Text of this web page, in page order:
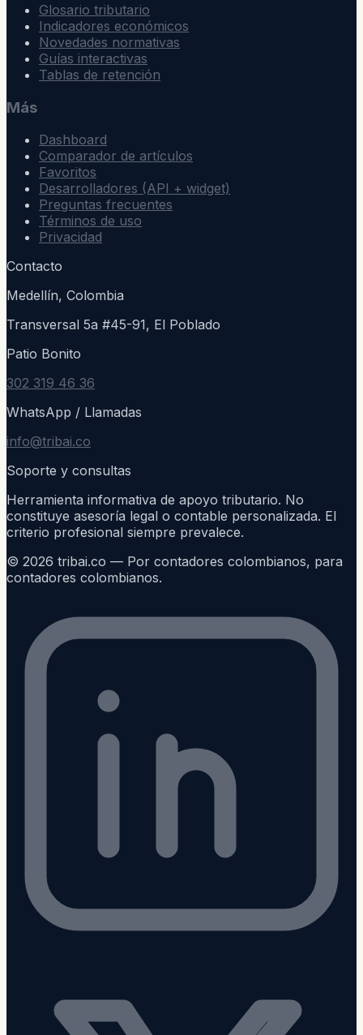
Glosario tributario
Indicadores económicos
Novedades normativas
Guías interactivas
Tablas de retención
Más
Dashboard
Comparador de artículos
Favoritos
Desarrolladores (API + widget)
Preguntas frecuentes
Términos de uso
Privacidad
Contacto
Medellín, Colombia
Transversal 5a #45-91, El Poblado
Patio Bonito
302 319 46 36
WhatsApp / Llamadas
info@tribai.co
Soporte y consultas
Herramienta informativa de apoyo tributario. No
constituye asesoría legal o contable personalizada. El
criterio profesional siempre prevalece.
© 2026 tribai.co — Por contadores colombianos, para
contadores colombianos.